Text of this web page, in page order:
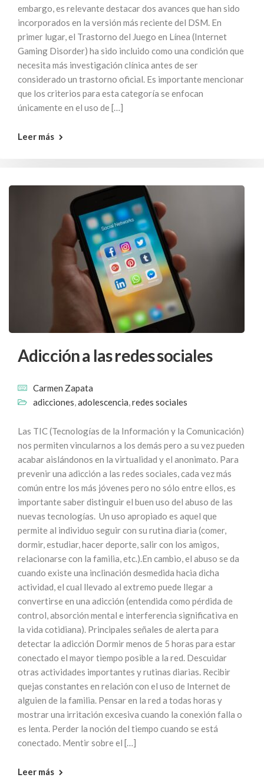
embargo, es relevante destacar dos avances que han sido
incorporados en la versión más reciente del DSM. En
primer lugar, el Trastorno del Juego en Línea (Internet
Gaming Disorder) ha sido incluido como una condición que
necesita más investigación clínica antes de ser
considerado un trastorno oficial. Es importante mencionar
que los criterios para esta categoría se enfocan
únicamente en el uso de […]
Leer más
Adicción a las redes sociales
Carmen Zapata
adicciones,adolescencia,redes sociales
Las TIC (Tecnologías de la Información y la Comunicación)
nos permiten vincularnos a los demás pero a su vez pueden
acabar aislándonos en la virtualidad y el anonimato. Para
prevenir una adicción a las redes sociales, cada vez más
común entre los más jóvenes pero no sólo entre ellos, es
importante saber distinguir el buen uso del abuso de las
nuevas tecnologías. Un uso apropiado es aquel que
permite al individuo seguir con su rutina diaria (comer,
dormir, estudiar, hacer deporte, salir con los amigos,
relacionarse con la familia, etc.).En cambio, el abuso se da
cuando existe una inclinación desmedida hacia dicha
actividad, el cual llevado al extremo puede llegar a
convertirse en una adicción (entendida como pérdida de
control, absorción mental e interferencia significativa en
la vida cotidiana). Principales señales de alerta para
detectar la adicción Dormir menos de 5 horas para estar
conectado el mayor tiempo posible a la red. Descuidar
otras actividades importantes y rutinas diarias. Recibir
quejas constantes en relación con el uso de Internet de
alguien de la familia. Pensar en la red a todas horas y
mostrar una irritación excesiva cuando la conexión falla o
es lenta. Perder la noción del tiempo cuando se está
conectado. Mentir sobre el […]
Leer más